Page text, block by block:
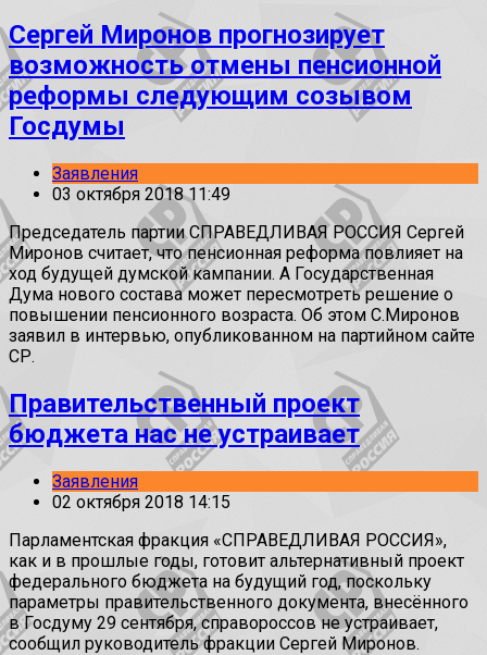
Сергей Миронов прогнозирует
возможность отмены пенсионной
реформы следующим созывом
Госдумы
Заявления
03 октября 2018 11:49
Председатель партии СПРАВЕДЛИВАЯ РОССИЯ Сергей
Миронов считает, что пенсионная реформа повлияет на
ход будущей думской кампании. А Государственная
Дума нового состава может пересмотреть решение о
повышении пенсионного возраста. Об этом С.Миронов
заявил в интервью, опубликованном на партийном сайте
СР.
Правительственный проект
бюджета нас не устраивает
Заявления
02 октября 2018 14:15
Парламентская фракция «СПРАВЕДЛИВАЯ РОССИЯ»,
как и в прошлые годы, готовит альтернативный проект
федерального бюджета на будущий год, поскольку
параметры правительственного документа, внесённого
в Госдуму 29 сентября, справороссов не устраивает,
сообщил руководитель фракции Сергей Миронов.